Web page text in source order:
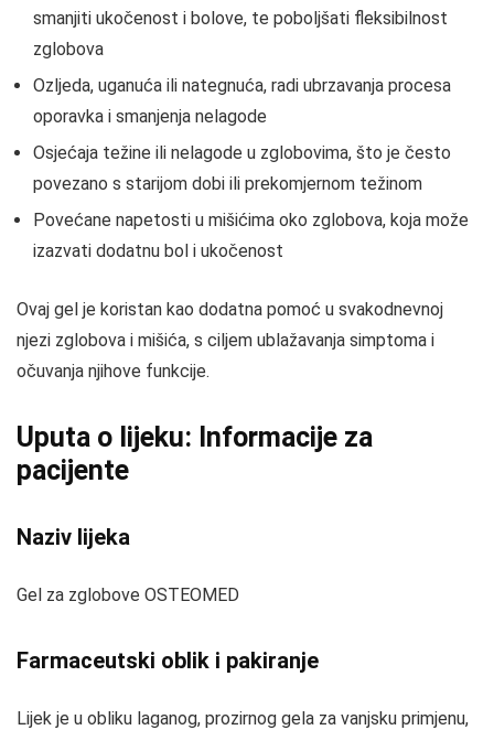
smanjiti ukočenost i bolove, te poboljšati fleksibilnost
zglobova
Ozljeda, uganuća ili nategnuća, radi ubrzavanja procesa
oporavka i smanjenja nelagode
Osjećaja težine ili nelagode u zglobovima, što je često
povezano s starijom dobi ili prekomjernom težinom
Povećane napetosti u mišićima oko zglobova, koja može
izazvati dodatnu bol i ukočenost
Ovaj gel je koristan kao dodatna pomoć u svakodnevnoj
njezi zglobova i mišića, s ciljem ublažavanja simptoma i
očuvanja njihove funkcije.
Uputa o lijeku: Informacije za
pacijente
Naziv lijeka
Gel za zglobove OSTEOMED
Farmaceutski oblik i pakiranje
Lijek je u obliku laganog, prozirnog gela za vanjsku primjenu,